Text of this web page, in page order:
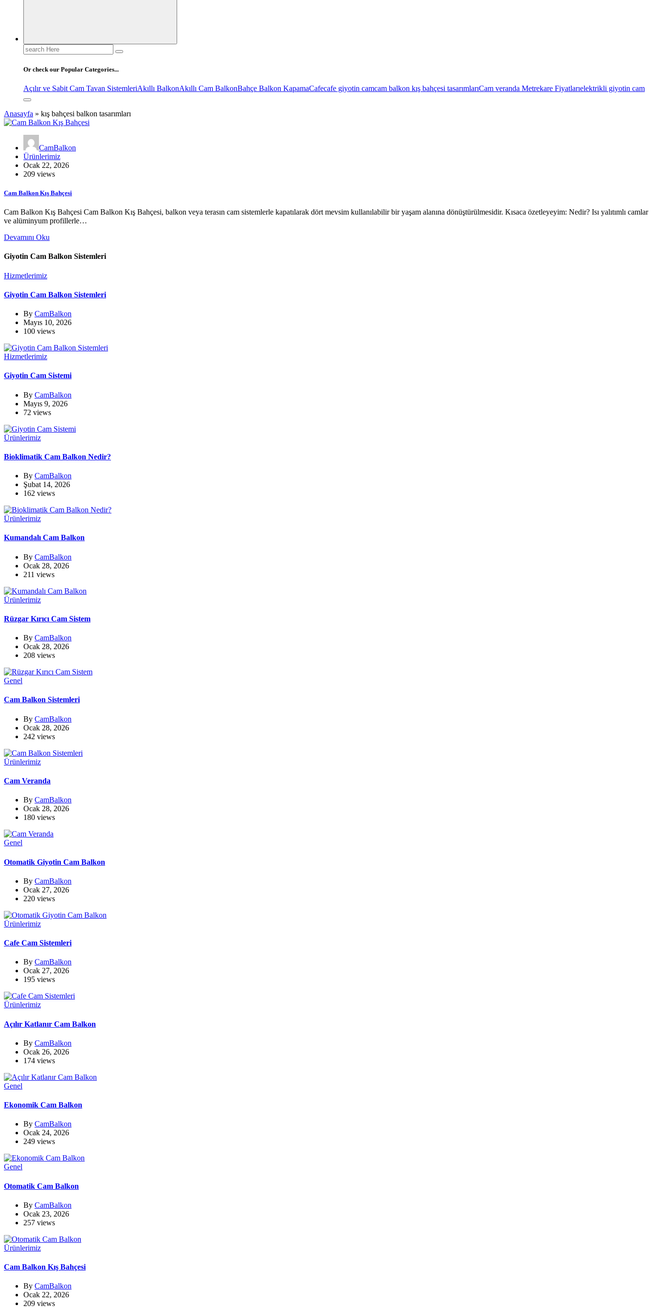
Search
for:
Or check our Popular Categories...
Açılır ve Sabit Cam Tavan SistemleriAkıllı BalkonAkıllı Cam BalkonBahçe Balkon KapamaCafecafe giyotin camcam balkon kış bahçesi tasarımlarıCam veranda Metrekare Fiyatlarıelektrikli giyotin cam
Anasayfa » kış bahçesi balkon tasarımları
CamBalkon
Ürünlerimiz
Ocak 22, 2026
209 views
Cam Balkon Kış Bahçesi
Cam Balkon Kış Bahçesi Cam Balkon Kış Bahçesi, balkon veya terasın cam sistemlerle kapatılarak dört mevsim kullanılabilir bir yaşam alanına dönüştürülmesidir. Kısaca özetleyeyim: Nedir? Isı yalıtımlı camlar
ve alüminyum profillerle…
Devamını Oku
Giyotin Cam Balkon Sistemleri
Hizmetlerimiz
Giyotin Cam Balkon Sistemleri
By CamBalkon
Mayıs 10, 2026
100 views
Hizmetlerimiz
Giyotin Cam Sistemi
By CamBalkon
Mayıs 9, 2026
72 views
Ürünlerimiz
Bioklimatik Cam Balkon Nedir?
By CamBalkon
Şubat 14, 2026
162 views
Ürünlerimiz
Kumandalı Cam Balkon
By CamBalkon
Ocak 28, 2026
211 views
Ürünlerimiz
Rüzgar Kırıcı Cam Sistem
By CamBalkon
Ocak 28, 2026
208 views
Genel
Cam Balkon Sistemleri
By CamBalkon
Ocak 28, 2026
242 views
Ürünlerimiz
Cam Veranda
By CamBalkon
Ocak 28, 2026
180 views
Genel
Otomatik Giyotin Cam Balkon
By CamBalkon
Ocak 27, 2026
220 views
Ürünlerimiz
Cafe Cam Sistemleri
By CamBalkon
Ocak 27, 2026
195 views
Ürünlerimiz
Açılır Katlanır Cam Balkon
By CamBalkon
Ocak 26, 2026
174 views
Genel
Ekonomik Cam Balkon
By CamBalkon
Ocak 24, 2026
249 views
Genel
Otomatik Cam Balkon
By CamBalkon
Ocak 23, 2026
257 views
Ürünlerimiz
Cam Balkon Kış Bahçesi
By CamBalkon
Ocak 22, 2026
209 views